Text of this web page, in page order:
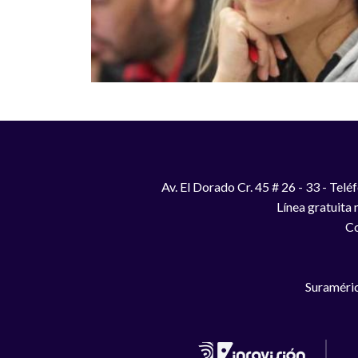
Av. El Dorado Cr. 45 # 26 - 33 -
Línea gratuita